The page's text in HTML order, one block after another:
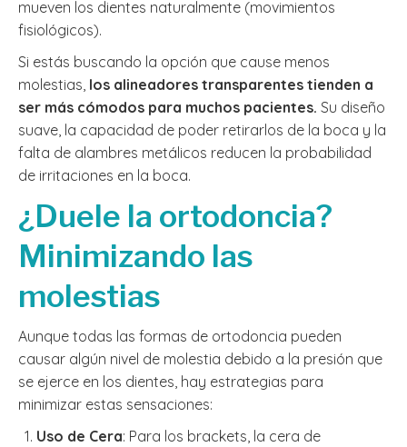
mueven los dientes naturalmente (movimientos
fisiológicos).
Si estás buscando la opción que cause menos
molestias, los alineadores transparentes tienden a
ser más cómodos para muchos pacientes. Su diseño
suave, la capacidad de poder retirarlos de la boca y la
falta de alambres metálicos reducen la probabilidad
de irritaciones en la boca.
¿Duele la ortodoncia?
Minimizando las
molestias
Aunque todas las formas de ortodoncia pueden
causar algún nivel de molestia debido a la presión que
se ejerce en los dientes, hay estrategias para
minimizar estas sensaciones:
Uso de Cera: Para los brackets, la cera de